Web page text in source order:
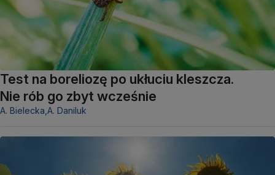
Test na boreliozę po ukłuciu kleszcza.
Nie rób go zbyt wcześnie
A. Bielecka, A. Daniluk